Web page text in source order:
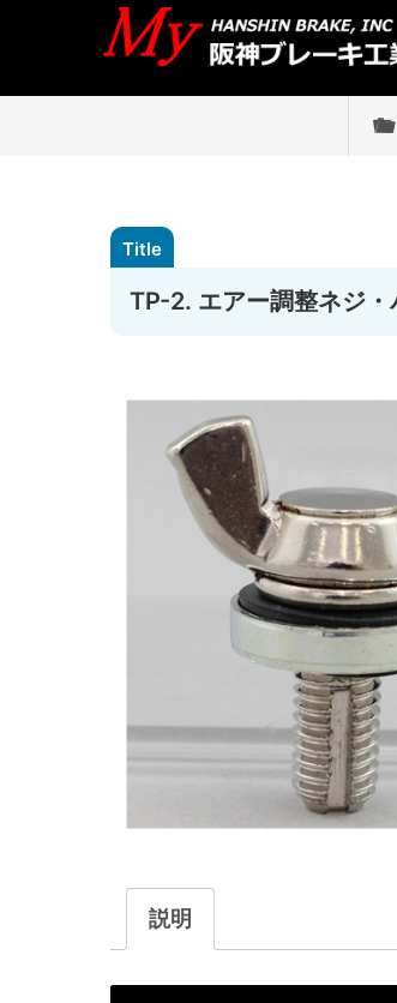
TP-2. エアー調整ネジ
説明